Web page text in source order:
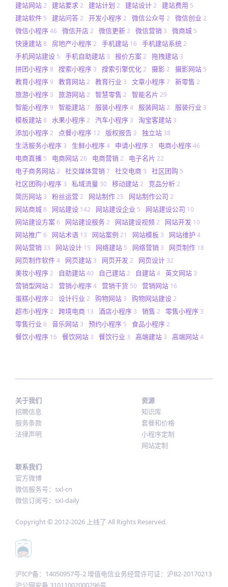
建站网站2 建站要求2 建站计划 2 建站设计2 建站费用 5
建站软件 5 建站问答2 开发小程序2 微信公众号 2 微信创业 2
微信小程序46 微信开店2 微信更新2 微信营销 3 微商城 5
快速建站8 房地产小程序2 手机建站 16 手机建站系统2
手机网站建设 5 手机自助建站 3 报价方案2 拖拽建站 3
拼团小程序8 搜索小程序 3 搜索引擎优化2 摄影2 摄影网站 5
教育小程序9 教育网站2 教育行业 3 文章小程序7 新零售 2
旅游小程序 3 旅游网站2 智慧零售 2 智能名片 29
智能小程序9 智能建站7 服装小程序4 服装网站2 服装行业 3
模板建站8 水果小程序2 汽车小程序 3 淘宝客建站 3
添加小程序2 点餐小程序 12 版权报告2 独立站 38
生活服务小程序 3 生鲜小程序4 申请小程序 3 电商小程序46
电商直播 5 电商网站26 电商营销 2 电子名片 22
电子商务网站2 社交媒体营销 7 社交电商 3 社区团购 5
社区团购小程序 3 私域流量 30 移动建站2 竞品分析2
简历网站 3 粉丝运营2 网站制作25 网站制作公司 2
网站商城8 网站建设 142 网站建设企业 5 网站建设公司 10
网站建设方案6 网站建设服务2 网站建设视频2 网站开发 10
网站推广6 网站术语 13 网站案例 21 网站模板 3 网站维护 4
网站营销 33 网站设计 15 网络建站 5 网络营销 3 网页制作 18
网页制作软件4 网页建站 3 网页开发 2 网页设计 32
美妆小程序2 自助建站40 自己建站2 自建站4 英文网站 3
营销型网站2 营销小程序4 营销干货 50 营销网站 16
蛋糕小程序2 设计行业 2 购物网站 3 购物网站建设2
超市小程序2 跨境电商 13 酒店小程序 3 销售 2 零售小程序 3
零售行业 6 音乐网站 3 预约小程序 5 食品小程序2
餐饮小程序 16 餐饮网站 3 餐饮行业 3 高端建站 3 高端网站4
关于我们
招聘信息
服务条款
法律声明
资源
知识库
套餐和价格
小程序定制
网站定制
联系我们
官方微博
微信服务号：sxl-cn
微信订阅号：sxl-daily
Copyright © 2012-2026 上线了 All Rights Reserved.
沪ICP备：14050957号-2 增值电信业务经营许可证：沪B2-20170213
沪公网安备 31011002000296号